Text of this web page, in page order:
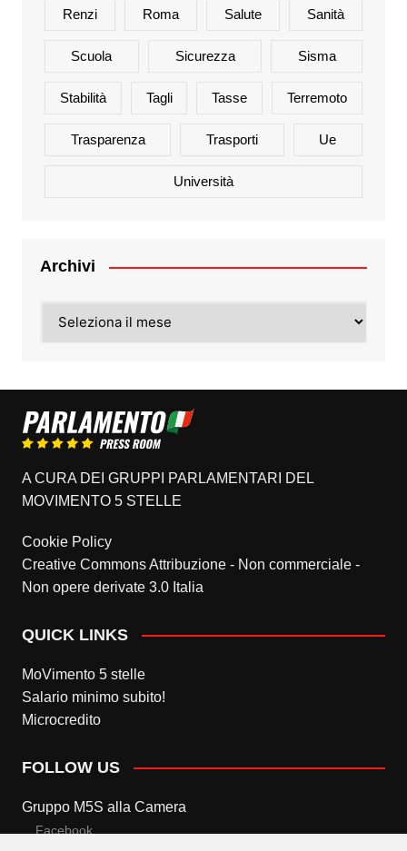
Renzi Roma Salute Sanità
Scuola Sicurezza Sisma
Stabilità Tagli Tasse Terremoto
Trasparenza Trasporti Ue
Università
Archivi
A CURA DEI GRUPPI PARLAMENTARI DEL
MOVIMENTO 5 STELLE
Cookie Policy
Creative Commons Attribuzione - Non commerciale -
Non opere derivate 3.0 Italia
QUICK LINKS
MoVimento 5 stelle
Salario minimo subito!
Microcredito
FOLLOW US
Gruppo M5S alla Camera
Facebook